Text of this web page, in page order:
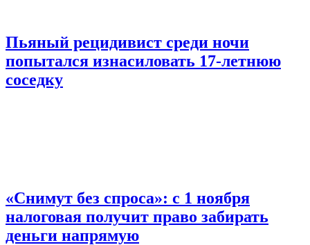
Пьяный рецидивист среди ночи
попытался изнасиловать 17-летнюю
соседку
«Снимут без спроса»: с 1 ноября
налоговая получит право забирать
деньги напрямую